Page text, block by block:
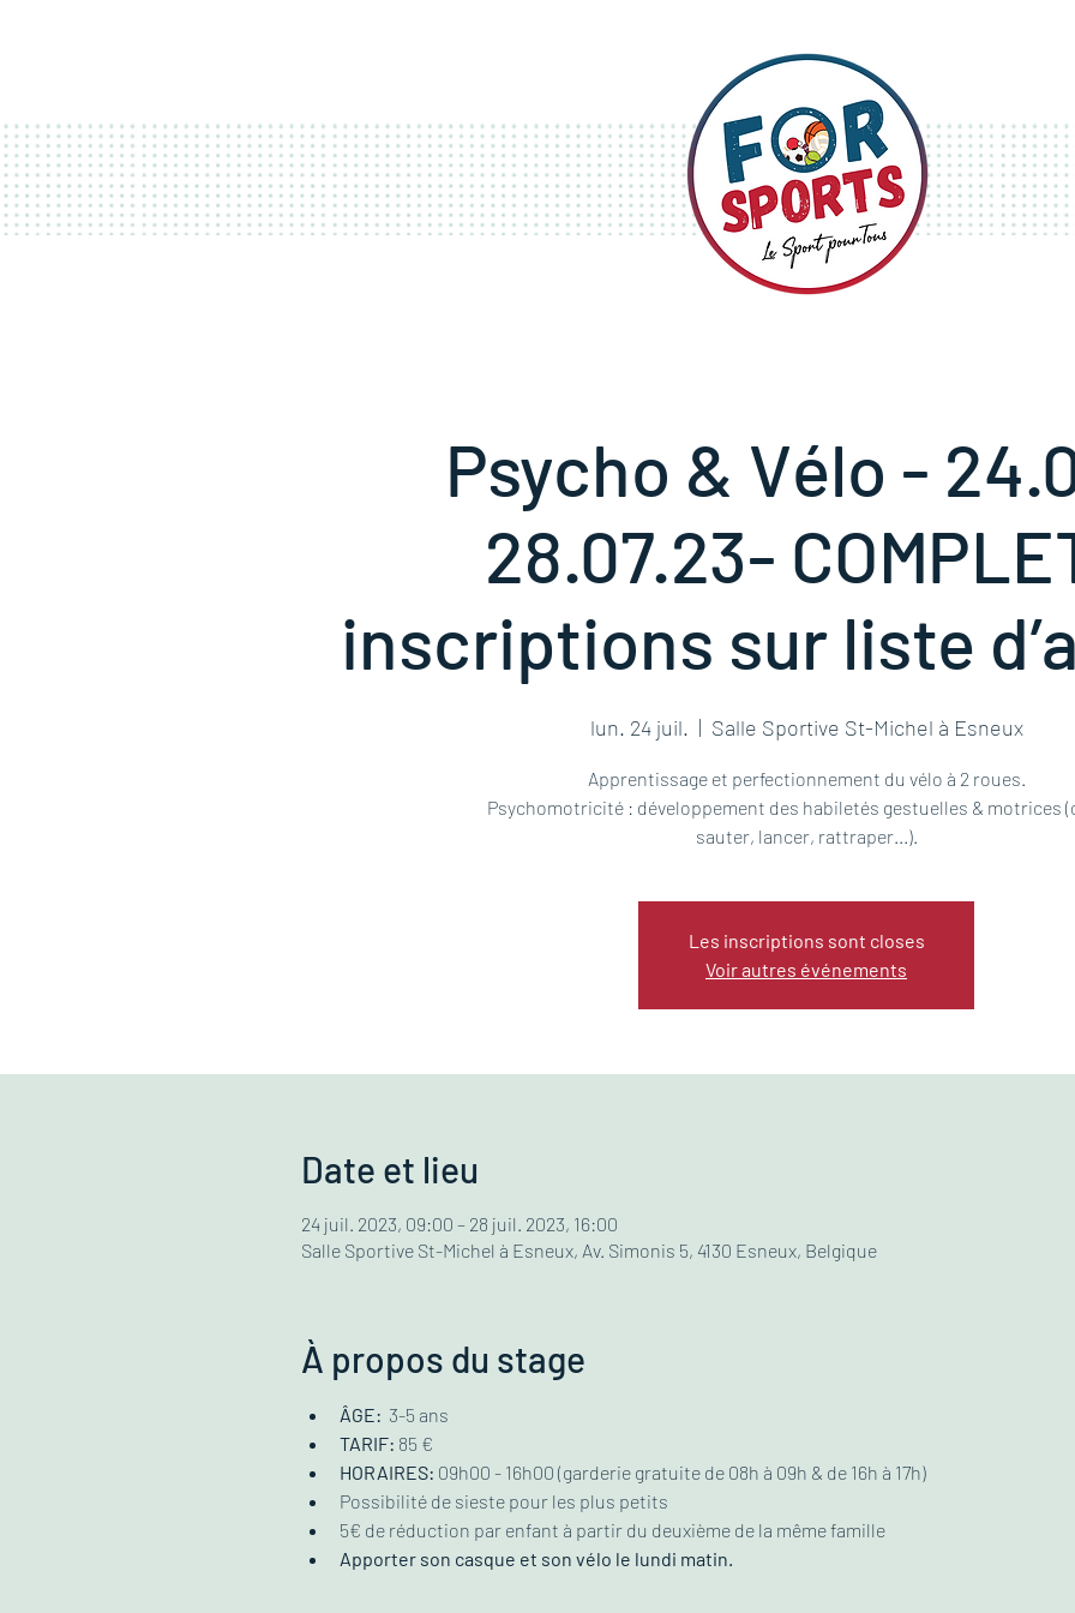
Psycho & Vélo -
28.07.23-
inscriptions sur liste
lun. 24 juil.
  |
Salle Sportive St-Michel à Esneux
Apprentissage et perfectionnement du vélo à 2 roues.
Psychomotricité : développement des habiletés gestuelles & motrices
sauter, lancer, rattraper...).
Les inscriptions sont closes
Voir autres événements
Date et lieu
24 juil. 2023, 09:00 – 28 juil. 2023, 16:00
Salle Sportive St-Michel à Esneux, Av. Simonis 5, 4130 Esneux, Belgique
À propos du stage
ÂGE: 3-5 ans
TARIF: 85 €
HORAIRES: 09h00 - 16h00 (garderie gratuite de 08h à 09h & de 16h à 17h)
Possibilité de sieste pour les plus petits
5€ de réduction par enfant à partir du deuxième de la même famille
Apporter son casque et son vélo le lundi matin.